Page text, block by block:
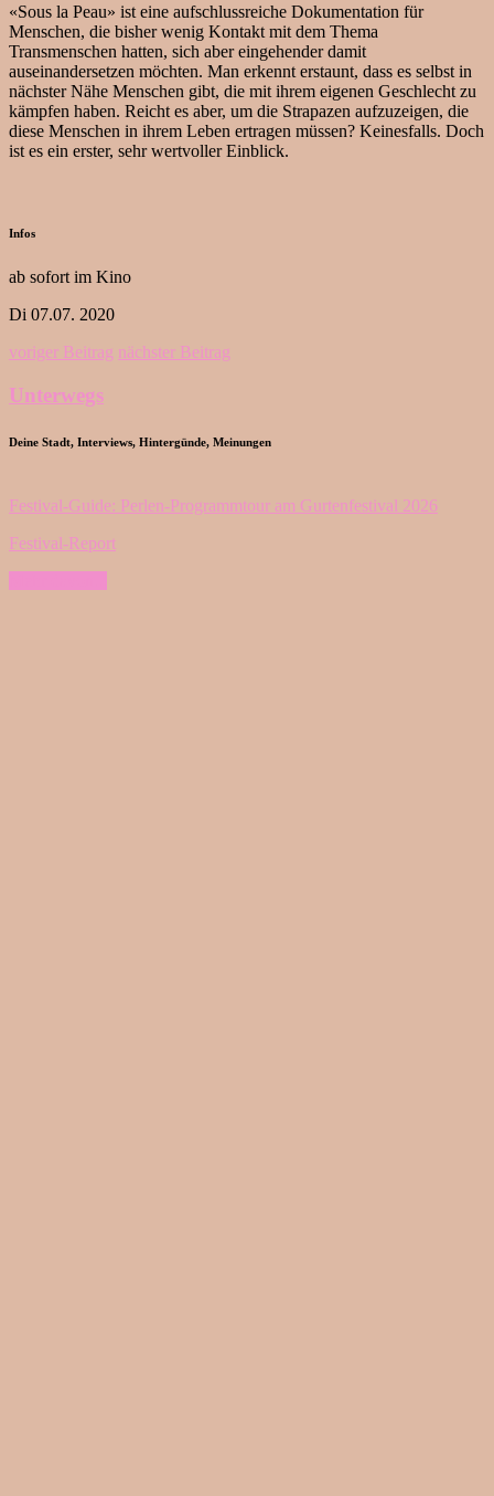
«Sous la Peau» ist eine aufschlussreiche Dokumentation für
Menschen, die bisher wenig Kontakt mit dem Thema
Transmenschen hatten, sich aber eingehender damit
auseinandersetzen möchten. Man erkennt erstaunt, dass es selbst in
nächster Nähe Menschen gibt, die mit ihrem eigenen Geschlecht zu
kämpfen haben. Reicht es aber, um die Strapazen aufzuzeigen, die
diese Menschen in ihrem Leben ertragen müssen? Keinesfalls. Doch
ist es ein erster, sehr wertvoller Einblick.
Infos
ab sofort im Kino
Di 07.07. 2020
voriger Beitrag nächster Beitrag
Unterwegs
Deine Stadt, Interviews, Hintergünde, Meinungen
Festival-Guide: Perlen-Programmtour am Gurtenfestival 2026
Festival-Report